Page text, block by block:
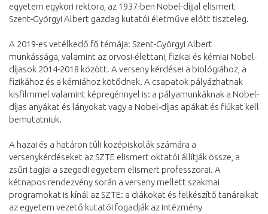
egyetem egykori rektora, az 1937-ben Nobel-díjjal elismert
Szent-Györgyi Albert gazdag kutatói életműve előtt tiszteleg.
A 2019-es vetélkedő fő témája: Szent-Györgyi Albert
munkássága, valamint az orvosi-élettani, fizikai és kémiai Nobel-
díjasok 2014-2018 között. A verseny kérdései a biológiához, a
fizikához és a kémiához kötődnek. A csapatok pályázhatnak
kisfilmmel valamint képregénnyel is: a pályamunkáknak a Nobel-
díjas anyákat és lányokat vagy a Nobel-díjas apákat és fiúkat kell
bemutatniuk.
A hazai és a határon túli középiskolák számára a
versenykérdéseket az SZTE elismert oktatói állítják össze, a
zsűri tagjai a szegedi egyetem elismert professzorai. A
kétnapos rendezvény során a verseny mellett szakmai
programokat is kínál az SZTE: a diákokat és felkészítő tanáraikat
az egyetem vezető kutatói fogadják az intézmény